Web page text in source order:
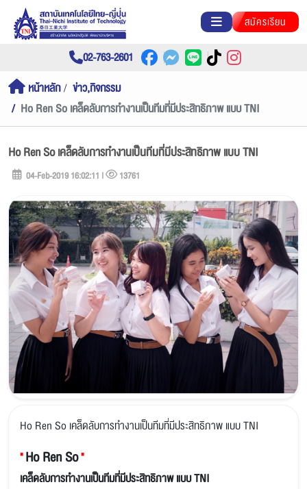
สมัครเรียน
02-763-2601
หน้าหลัก
ข่าว,กิจกรรม
Ho Ren So เคล็ดลับการทำงานเป็นทีมที่มีประสิทธิภาพ แบบ TNI
Ho Ren So เคล็ดลับการทำงานเป็นทีมที่มีประสิทธิภาพ แบบ TNI
04-Feb-2019 16:02:11 | 13761
Ho Ren So เคล็ดลับการทำงานเป็นทีมที่มีประสิทธิภาพ แบบ TNI
"Ho Ren So"
เคล็ดลับการทำงานเป็นทีมที่มีประสิทธิภาพ แบบ TNI